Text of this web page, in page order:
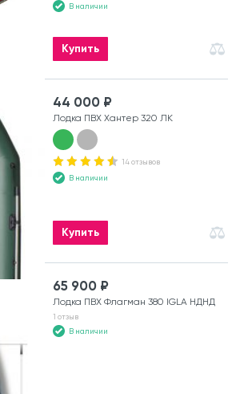
В наличии
Купить
44 000 ₽
Лодка ПВХ Хантер 320 ЛК
14 отзывов
В наличии
Купить
65 900 ₽
Лодка ПВХ Флагман 380 IGLA НДНД
1 отзыв
В наличии